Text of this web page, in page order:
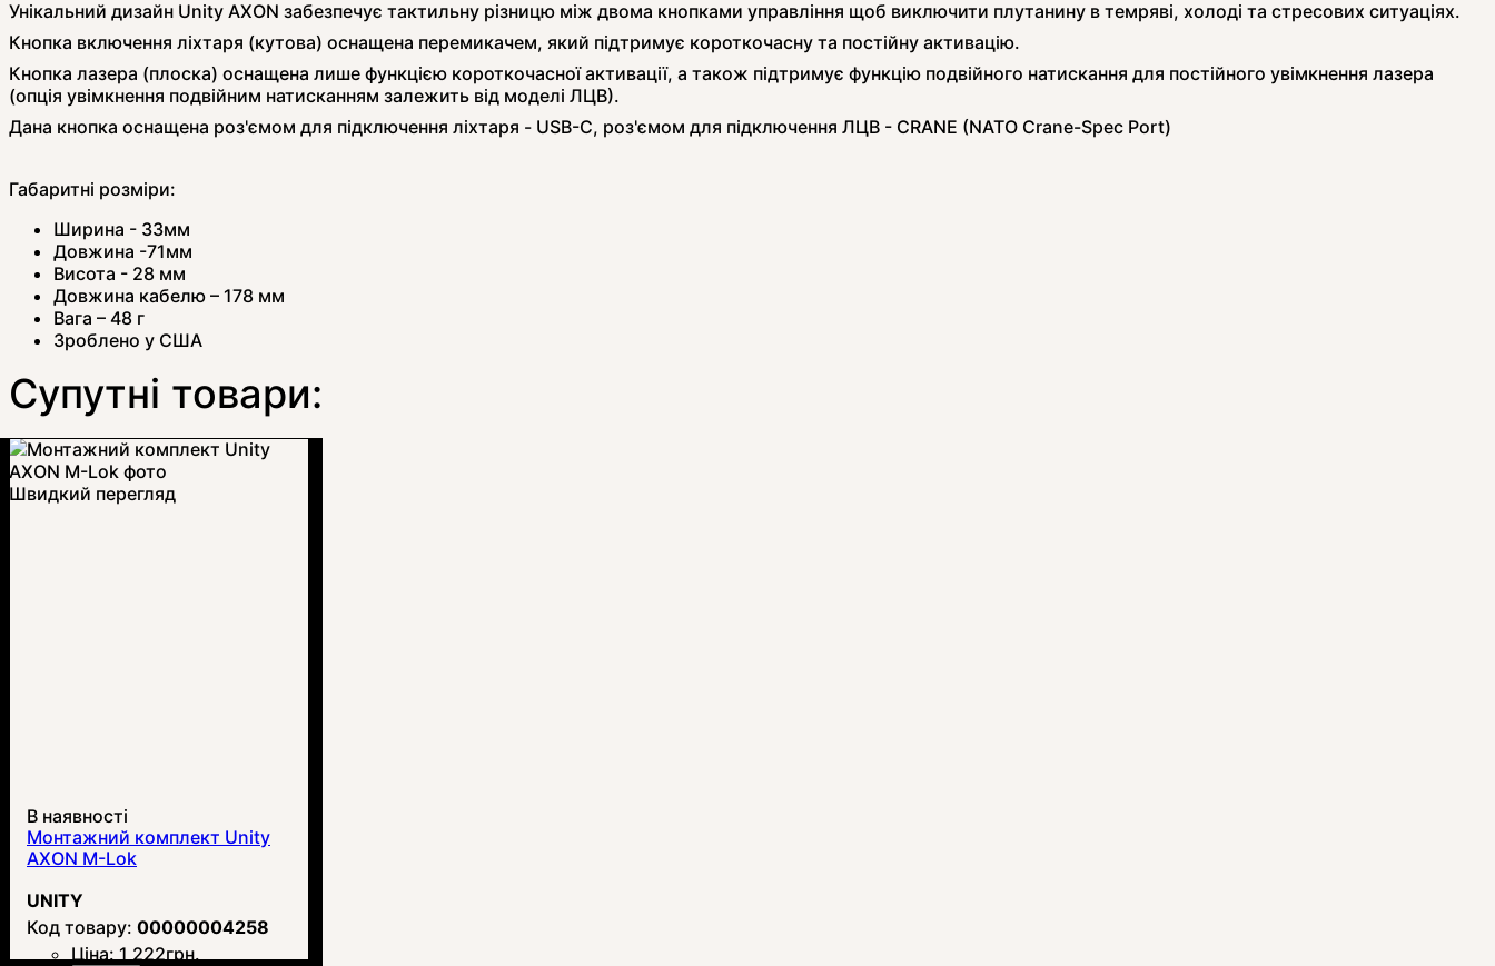
Унікальний дизайн Unity AXON забезпечує тактильну різницю між двома кнопками управління щоб виключити плутанину в темряві, холоді та стресових ситуаціях.
Кнопка включення ліхтаря (кутова) оснащена перемикачем, який підтримує короткочасну та постійну активацію.
Кнопка лазера (плоска) оснащена лише функцією короткочасної активації, а також підтримує функцію подвійного натискання для постійного увімкнення лазера
(опція увімкнення подвійним натисканням залежить від моделі ЛЦВ).
Дана кнопка оснащена роз'ємом для підключення ліхтаря - USB-C, роз'ємом для підключення ЛЦВ - CRANE (NATO Crane-Spec Port)
Габаритні розміри:
Ширина - 33мм
Довжина -71мм
Висота - 28 мм
Довжина кабелю – 178 мм
Вага – 48 г
Зроблено у США
Супутні товари:
Швидкий перегляд
В наявності
Монтажний комплект Unity
AXON M-Lok
UNITY
00000004258
Ціна: 1 222грн.